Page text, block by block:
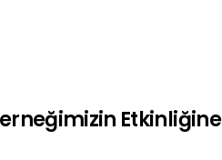
Etkinliğine